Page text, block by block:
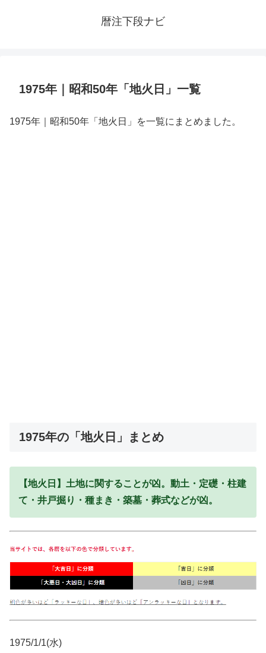
暦注下段ナビ
1975年｜昭和50年「地火日」一覧
1975年｜昭和50年「地火日」を一覧にまとめました。
1975年の「地火日」まとめ
【地火日】土地に関することが凶。動土・定礎・柱建
て・井戸掘り・種まき・築墓・葬式などが凶。
1975/1/1(水)